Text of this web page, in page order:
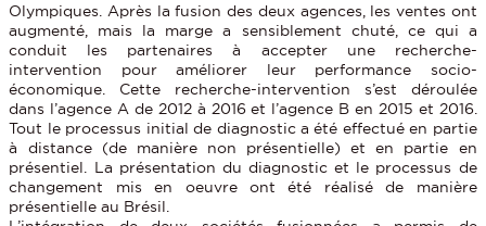
Olympiques. Après la fusion des deux agences, les ventes ont
augmenté, mais la marge a sensiblement chuté, ce qui a
conduit les partenaires à accepter une recherche-
intervention pour améliorer leur performance socio-
économique. Cette recherche-intervention s’est déroulée
dans l’agence A de 2012 à 2016 et l’agence B en 2015 et 2016.
Tout le processus initial de diagnostic a été effectué en partie
à distance (de manière non présentielle) et en partie en
présentiel. La présentation du diagnostic et le processus de
changement mis en oeuvre ont été réalisé de manière
présentielle au Brésil.